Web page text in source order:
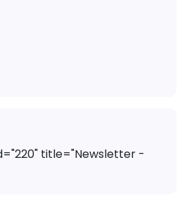
title="Newsletter -